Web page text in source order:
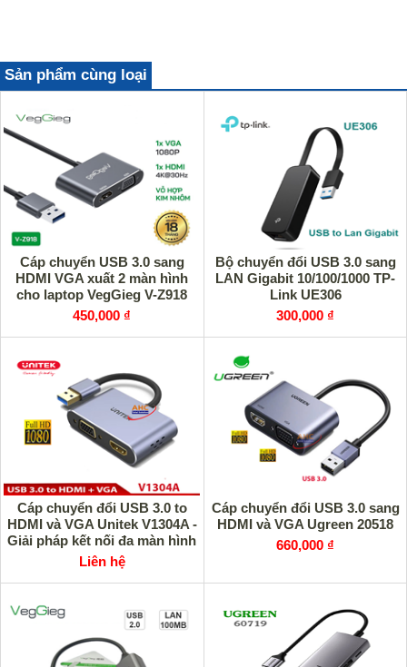
Sản phẩm cùng loại
Cáp chuyển USB 3.0 sang
HDMI VGA xuất 2 màn hình
cho laptop VegGieg V-Z918
450,000 ₫
Bộ chuyển đổi USB 3.0 sang
LAN Gigabit 10/100/1000 TP-
Link UE306
300,000 ₫
Cáp chuyển đổi USB 3.0 to
HDMI và VGA Unitek V1304A -
Giải pháp kết nối đa màn hình
chất lượng cao
Liên hệ
Cáp chuyển đổi USB 3.0 sang
HDMI và VGA Ugreen 20518
660,000 ₫